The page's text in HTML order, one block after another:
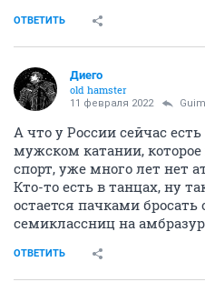
ОТВЕТИТЬ
Диего
old hamster
11 февраля 2022
А что у России сейчас
мужском катании,
спорт, уже много лет нет
Кто-то есть в танцах, ну
остается пачками
семиклассниц на
ОТВЕТИТЬ